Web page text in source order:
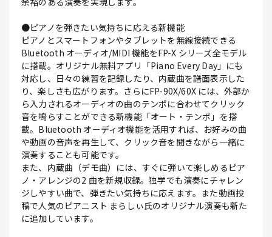
●ピアノを弾きたい気持ちに応える新機能
ピアノとスマートフォンやタブレットを無線接続できる
Bluetooth オーディオ/MIDI 機能をFP-X シリーズ全モデル
に搭載。オリジナル無料アプリ「Piano Every Day」にも
対応し、日々の練習を記録したり、内蔵曲を譜面表示した
り、楽しさも広がります。さらにFP-90X/60X には、外部か
ら入力されるオーディオの曲のテンポに合わせてクリック
音を鳴らすことができる新機能「オート・テンポ」を搭
載。Bluetooth オーディオ機能を活用すれば、お好みの曲
や動画の音声を再生して、クリック音を聞きながら一緒に
演奏することも可能です。
また、内蔵曲（デモ曲）には、すぐに弾いて楽しめるピア
ノ・アレンジの2 曲を新規収録。独学でも演奏にチャレン
ジしやすい曲で、弾きたい気持ちに応えます。また動画投
稿で人気のピアニスト まらしぃ氏のオリジナル演奏も新た
に追加しています。